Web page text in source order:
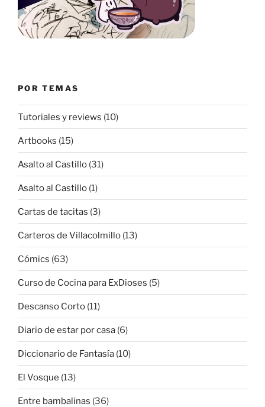
POR TEMAS
Tutoriales y reviews (10)
Artbooks (15)
Asalto al Castillo (31)
Asalto al Castillo (1)
Cartas de tacitas (3)
Carteros de Villacolmillo (13)
Cómics (63)
Curso de Cocina para ExDioses (5)
Descanso Corto (11)
Diario de estar por casa (6)
Diccionario de Fantasía (10)
El Vosque (13)
Entre bambalinas (36)